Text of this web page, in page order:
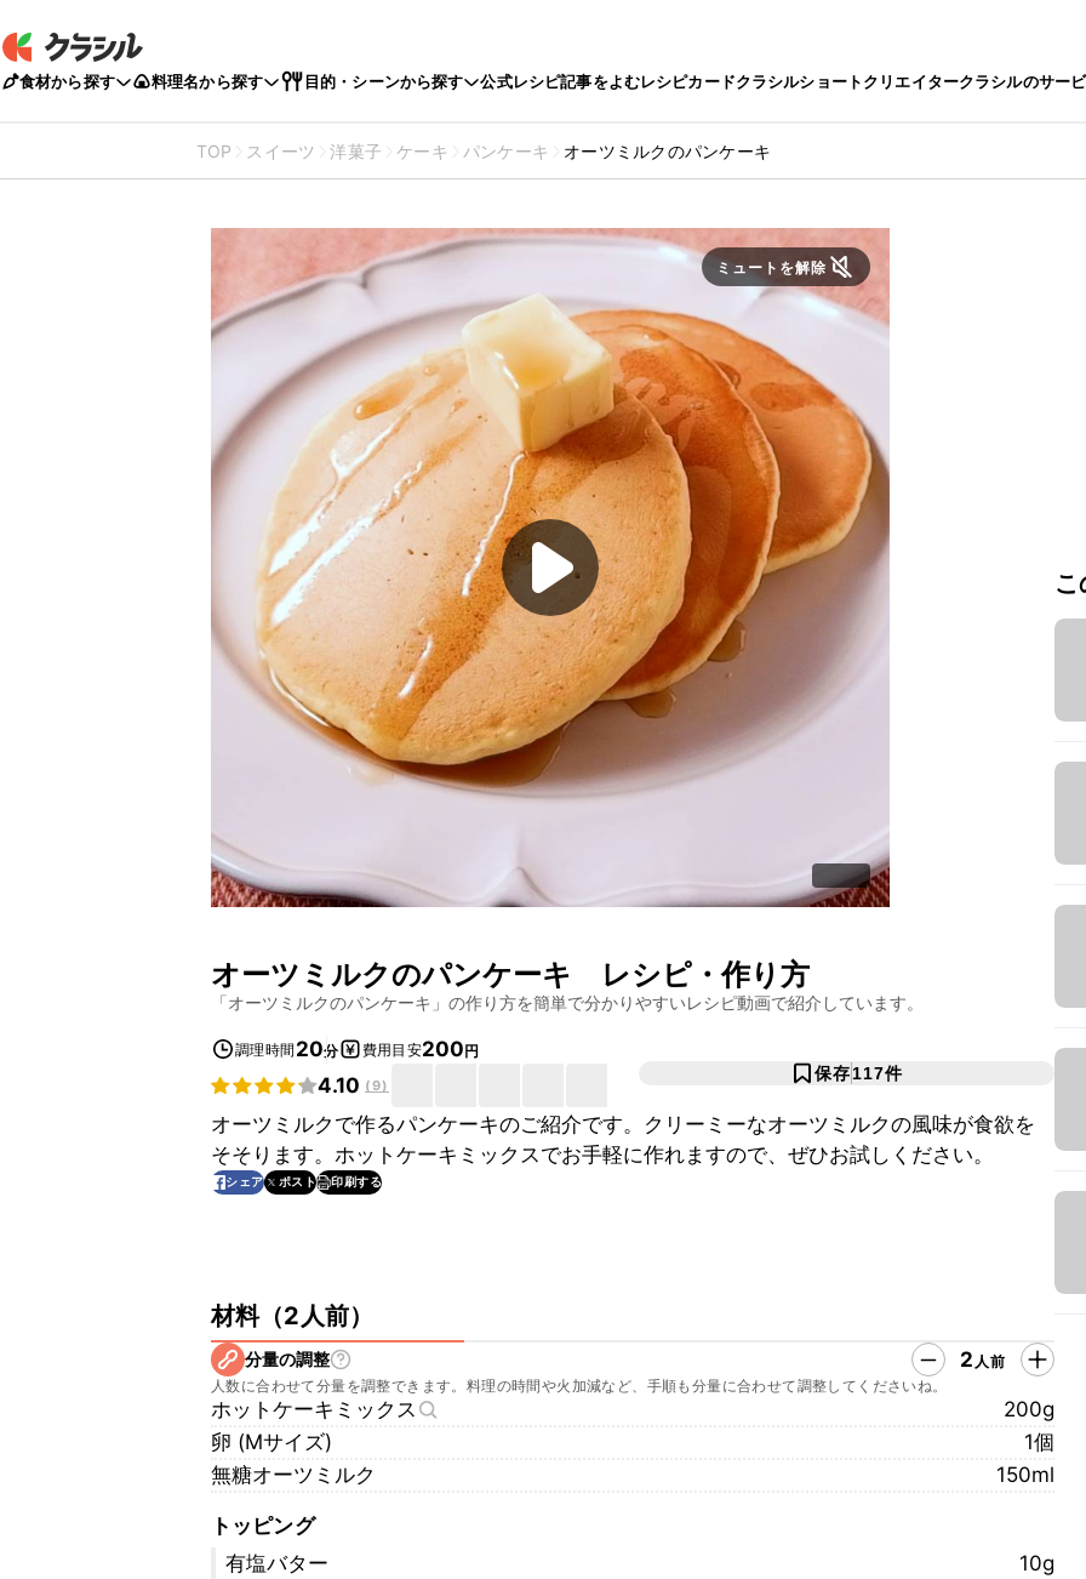
食材から探す 料理名から探す 目的・シーンから探す 公式レシピ記事をよむレシピカードクラシルショートクリエイタークラシルのサー
TOP スイーツ 洋菓子 ケーキ パンケーキ オーツミルクのパンケーキ
ミュートを解除
オーツミルクのパンケーキ レシピ・作り方
「オーツミルクのパンケーキ 」の作り方を簡単で分かりやすいレシピ動画で紹介しています。
調理時間 20分 費用目安200円
4.10 (9)
保存117件
オーツミルクで作るパンケーキのご紹介です。クリーミーなオーツミルクの風味が食欲を
そそります。ホットケーキミックスでお手軽に作れますので、ぜひお試しください。
シェア ポスト 印刷する
材料（2人前）
分量の調整 2 人前
人数に合わせて分量を調整できます。料理の時間や火加減など、手順も分量に合わせて調整してくださいね。
ホットケーキミックス
200g
卵 (Mサイズ)
1個
無糖オーツミルク
150ml
トッピング
有塩バター
10g